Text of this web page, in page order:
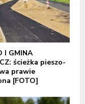
I GMINA
ścieżka pieszo-
prawie
[FOTO]